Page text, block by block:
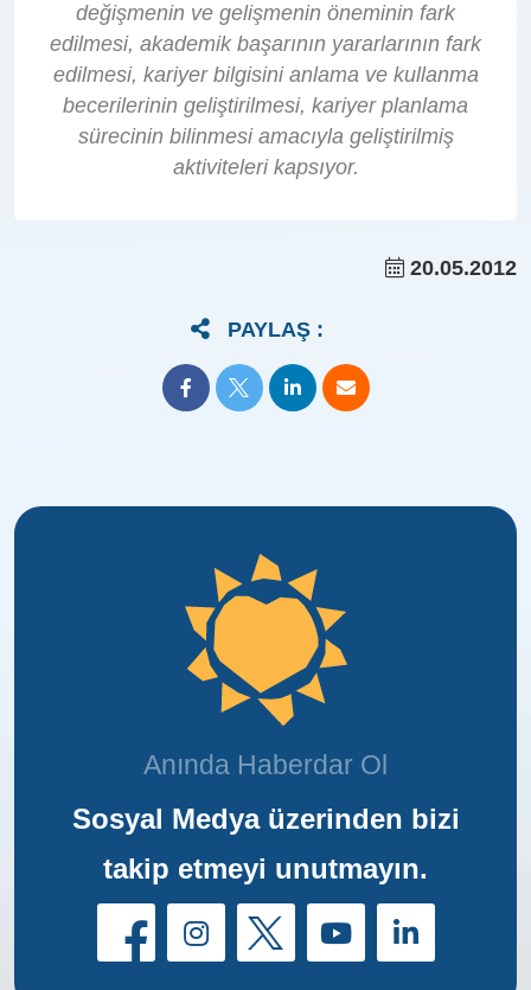
değişmenin ve gelişmenin öneminin fark
edilmesi, akademik başarının yararlarının fark
edilmesi, kariyer bilgisini anlama ve kullanma
becerilerinin geliştirilmesi, kariyer planlama
sürecinin bilinmesi amacıyla geliştirilmiş
aktiviteleri kapsıyor.
20.05.2012
PAYLAŞ :
Anında Haberdar Ol
Sosyal Medya üzerinden bizi
takip etmeyi unutmayın.